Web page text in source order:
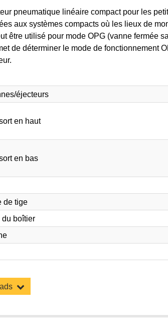
pneumatique linéaire compact pour les
aux systèmes compacts où les lieux de
être utilisé pour mode OPG (vanne fermée
de déterminer le mode de fonctionnement
éjecteurs
en haut
en bas
de tige
du boîtier